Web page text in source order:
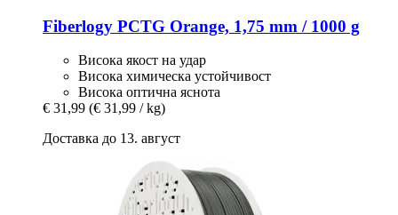
Fiberlogy PCTG Orange, 1,75 mm / 1000 g
Висока якост на удар
Висока химическа устойчивост
Висока оптична яснота
€ 31,99 (€ 31,99 / kg)
Доставка до 13. август